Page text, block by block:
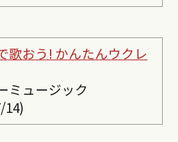
歌おう! かんたんウクレ
ミュージック
14)